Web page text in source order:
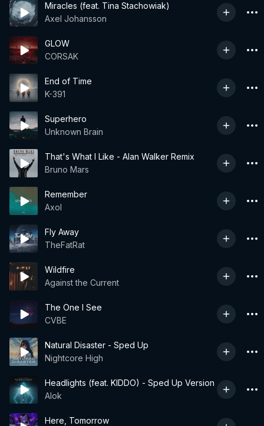
Miracles (feat. Tina Stachowiak)
Axel Johansson
GLOW
CORSAK
End of Time
K-391
Superhero
Unknown Brain
That's What I Like - Alan Walker Remix
Bruno Mars
Remember
Axol
Fly Away
TheFatRat
Wildfire
Against the Current
The One I See
CVBE
Natural Disaster - Sped Up
Nightcore High
Headlights (feat. KIDDO) - Sped Up Version
Alok
Here, Tomorrow